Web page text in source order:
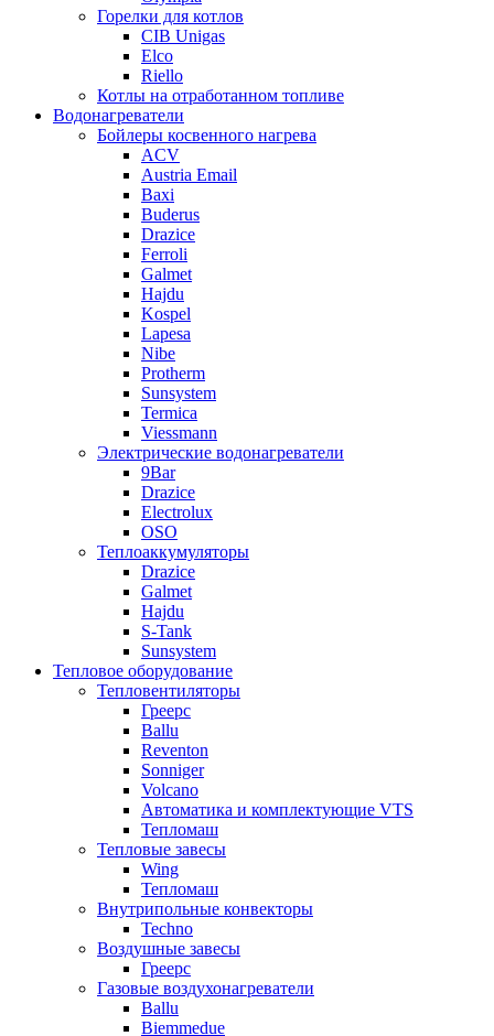
Горелки для котлов
CIB Unigas
Elco
Riello
Котлы на отработанном топливе
Водонагреватели
Бойлеры косвенного нагрева
ACV
Austria Email
Baxi
Buderus
Drazice
Ferroli
Galmet
Hajdu
Kospel
Lapesa
Nibe
Protherm
Sunsystem
Termica
Viessmann
Электрические водонагреватели
9Bar
Drazice
Electrolux
OSO
Теплоаккумуляторы
Drazice
Galmet
Hajdu
S-Tank
Sunsystem
Тепловое оборудование
Тепловентиляторы
Греерс
Ballu
Reventon
Sonniger
Volcano
Автоматика и комплектующие VTS
Тепломаш
Тепловые завесы
Wing
Тепломаш
Внутрипольные конвекторы
Techno
Воздушные завесы
Греерс
Газовые воздухонагреватели
Ballu
Biemmedue